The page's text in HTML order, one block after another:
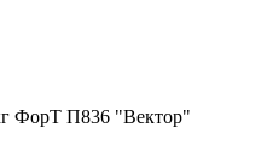
ФорТ П836 "Вектор"